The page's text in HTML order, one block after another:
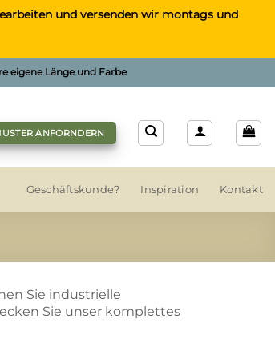
und versenden wir montags und
eigene Länge und Farbe
ANFORNDERN
Geschäftskunde? Inspiration Kontakt
Sie industrielle
Sie unser komplettes